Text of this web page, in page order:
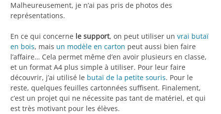
Malheureusement, je n’ai pas pris de photos des
représentations.
En ce qui concerne le support, on peut utiliser un vrai butaï
en bois, mais un modèle en carton peut aussi bien faire
l’affaire… Cela permet même d’en avoir plusieurs en classe,
et un format A4 plus simple à utiliser. Pour leur faire
découvrir, j’ai utilisé le butaï de la petite souris. Pour le
reste, quelques feuilles cartonnées suffisent. Finalement,
c’est un projet qui ne nécessite pas tant de matériel, et qui
est très motivant pour les élèves.